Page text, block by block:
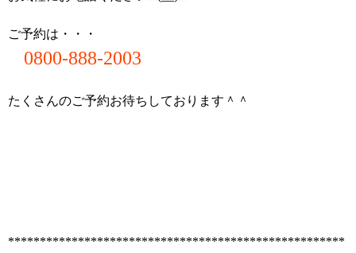
ご予約は・・・
0800-888-2003
たくさんのご予約お待ちしております＾＾
*****************************************************